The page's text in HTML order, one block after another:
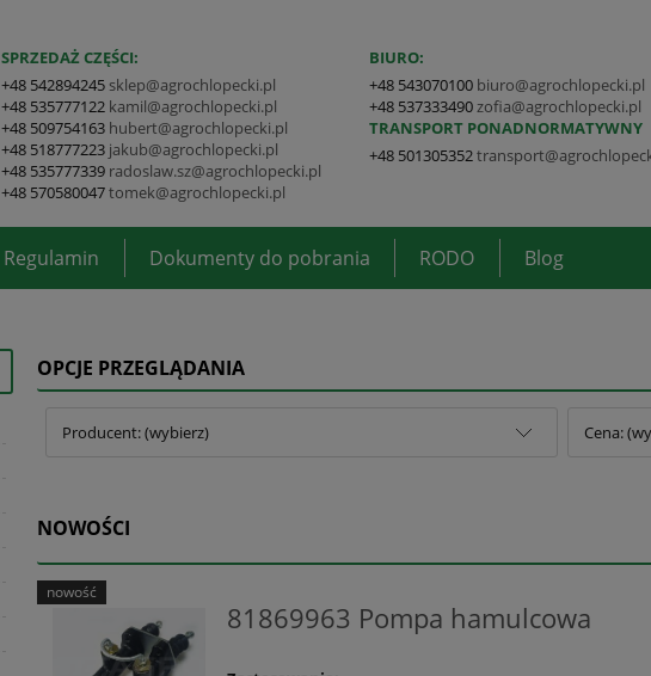
SPRZEDAŻ CZĘŚCI:
+48 542894245 sklep@agrochlopecki.pl
+48 535777122 kamil@agrochlopecki.pl
+48 509754163 hubert@agrochlopecki.pl
+48 518777223 jakub@agrochlopecki.pl
+48 535777339 radoslaw.sz@agrochlopecki.pl
+48 570580047tomek@agrochlopecki.pl
BIURO:
+48 543070100 biuro@agrochlopecki.pl
+48 537333490 zofia@agrochlopecki.pl
TRANSPORT PONADNORMATYWNY
+48 501305352
Regulamin Dokumenty do pobrania RODO Blog
OPCJE PRZEGLĄDANIA
Producent: (wybierz) Cena:
NOWOŚCI
81869963 Pompa hamulcowa
nowość